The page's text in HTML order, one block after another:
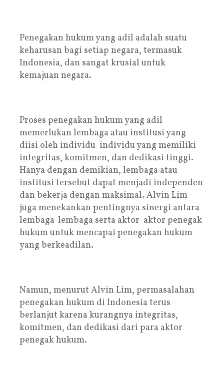
Penegakan hukum yang adil adalah suatu
keharusan bagi setiap negara, termasuk
Indonesia, dan sangat krusial untuk
kemajuan negara.
Proses penegakan hukum yang adil
memerlukan lembaga atau institusi yang
diisi oleh individu-individu yang memiliki
integritas, komitmen, dan dedikasi tinggi.
Hanya dengan demikian, lembaga atau
institusi tersebut dapat menjadi independen
dan bekerja dengan maksimal. Alvin Lim
juga menekankan pentingnya sinergi antara
lembaga-lembaga serta aktor-aktor penegak
hukum untuk mencapai penegakan hukum
yang berkeadilan.
Namun, menurut Alvin Lim, permasalahan
penegakan hukum di Indonesia terus
berlanjut karena kurangnya integritas,
komitmen, dan dedikasi dari para aktor
penegak hukum.